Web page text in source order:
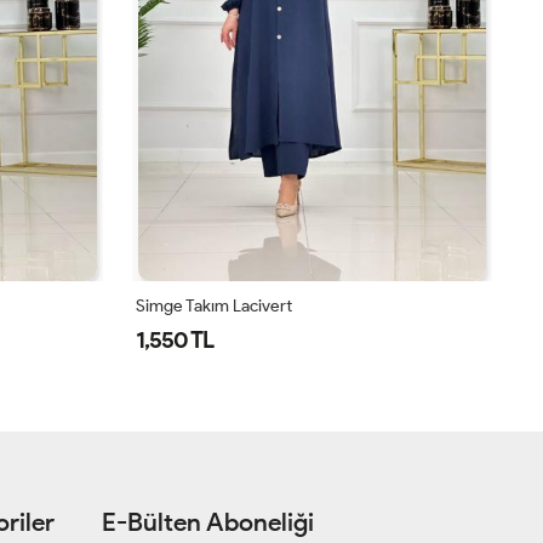
Simge Takım Lacivert
1,550 TL
E-Bülten Aboneliği